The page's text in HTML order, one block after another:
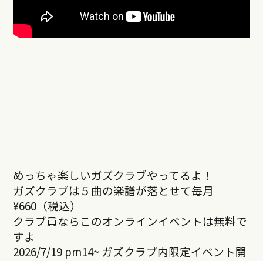
めっちゃ楽しいガズクラブやってるよ！
ガズクラブは５曲の楽譜が落とせて毎月
¥660（税込）
クラブ員ならこのオンラインイベントは無料で
すよ
2026/7/19 pm14~ ガズクラブ内限定イベント開